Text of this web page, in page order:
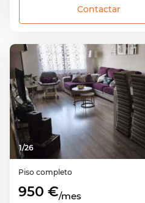
Contactar
1/26
Piso completo
950 €/mes